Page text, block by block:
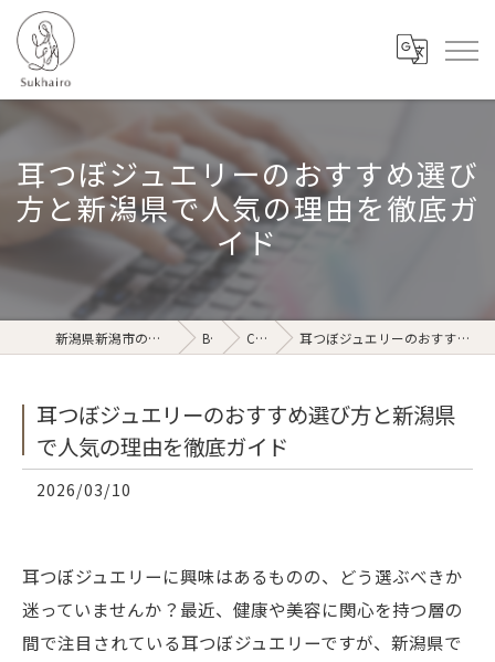
耳つぼジュエリーのおすすめ選び
方と新潟県で人気の理由を徹底ガ
イド
新潟県新潟市のリラクゼーションならSukhairo Blog Column 耳つぼジュエリーのおすすめ選び方と新潟県で人気の理由を徹底ガイド
耳つぼジュエリーのおすすめ選び方と新潟県
で人気の理由を徹底ガイド
2026/03/10
耳つぼジュエリーに興味はあるものの、どう選ぶべきか
迷っていませんか？最近、健康や美容に関心を持つ層の
間で注目されている耳つぼジュエリーですが、新潟県で